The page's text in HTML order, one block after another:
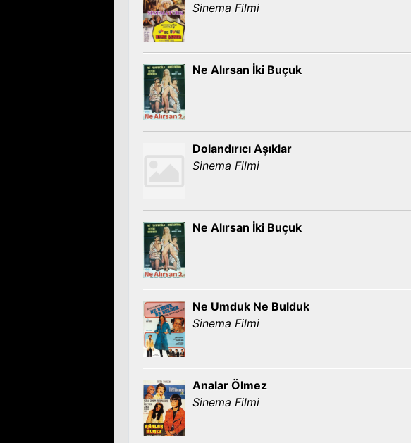
Sinema Filmi
Ne Alırsan İki Buçuk
Dolandırıcı Aşıklar
Sinema Filmi
Ne Alırsan İki Buçuk
Ne Umduk Ne Bulduk
Sinema Filmi
Analar Ölmez
Sinema Filmi